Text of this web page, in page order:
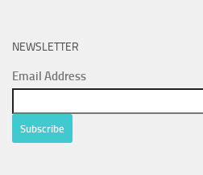
NEWSLETTER
Email Address